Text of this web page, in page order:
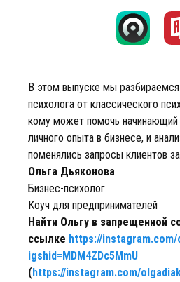
В этом выпуске мы разбираемся
психолога от классического
кому может помочь начинающий
личного опыта в бизнесе, и
поменялись запросы клиентов
Ольга Дьяконова
Бизнес-психолог
Коуч для предпринимателей
Найти Ольгу в запрещенной
ссылке https://instagram.com/
igshid=MDM4ZDc5MmU
(https://instagram.com/